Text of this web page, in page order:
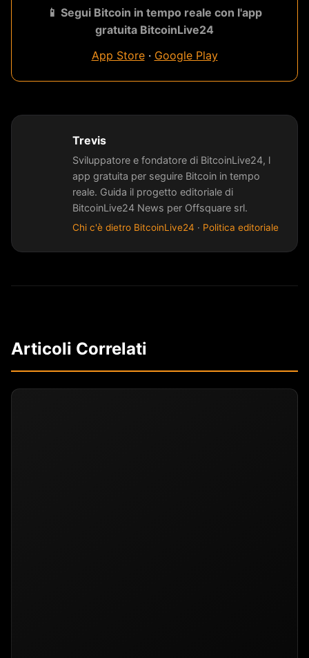
📱 Segui Bitcoin in tempo reale con l'app
gratuita BitcoinLive24
App Store· Google Play
Trevis
Sviluppatore e fondatore di BitcoinLive24, l
app gratuita per seguire Bitcoin in tempo
reale. Guida il progetto editoriale di
BitcoinLive24 News per Offsquare srl.
Chi c'è dietro BitcoinLive24 · Politica editoriale
Articoli Correlati